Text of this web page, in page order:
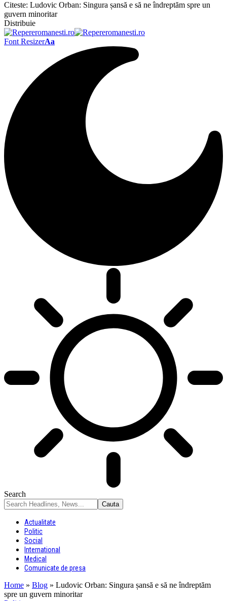
Citeste: Ludovic Orban: Singura șansă e să ne îndreptăm spre un
guvern minoritar
Distribuie
Font ResizerAa
Search
Actualitate
Politic
Social
International
Medical
Comunicate de presa
Home » Blog » Ludovic Orban: Singura șansă e să ne îndreptăm
spre un guvern minoritar